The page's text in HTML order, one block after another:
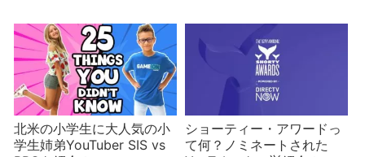
北米の小学生に大人気の小
学生姉弟YouTuber SIS vs
ショーティー・アワードっ
て何？ノミネートされた